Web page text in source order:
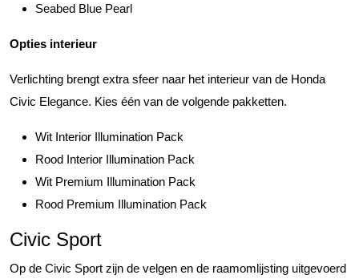
Seabed Blue Pearl
Opties interieur
Verlichting brengt extra sfeer naar het interieur van de Honda
Civic Elegance. Kies één van de volgende pakketten.
Wit Interior Illumination Pack
Rood Interior Illumination Pack
Wit Premium Illumination Pack
Rood Premium Illumination Pack
Civic Sport
Op de Civic Sport zijn de velgen en de raamomlijsting uitgevoerd